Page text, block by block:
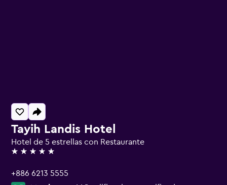
Tayih Landis Hotel
Hotel de 5 estrellas con Restaurante
5 estrellas
+886 6213 5555